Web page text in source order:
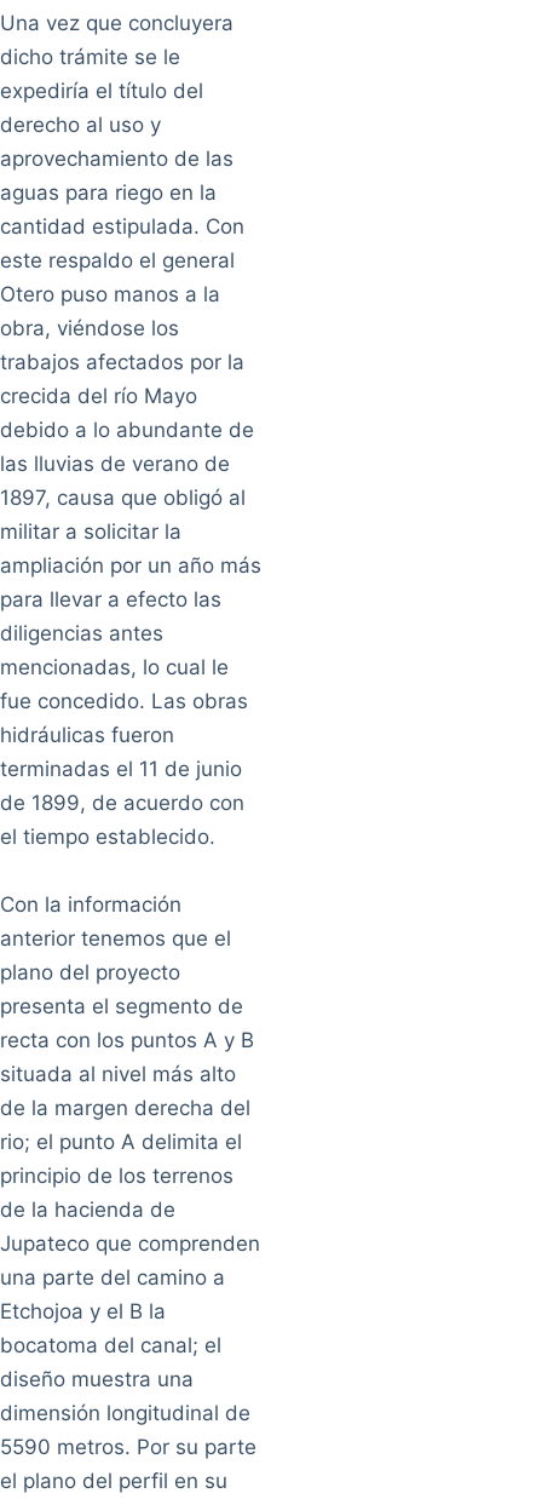
Una vez que concluyera
dicho trámite se le
expediría el título del
derecho al uso y
aprovechamiento de las
aguas para riego en la
cantidad estipulada. Con
este respaldo el general
Otero puso manos a la
obra, viéndose los
trabajos afectados por la
crecida del río Mayo
debido a lo abundante de
las lluvias de verano de
1897, causa que obligó al
militar a solicitar la
ampliación por un año más
para llevar a efecto las
diligencias antes
mencionadas, lo cual le
fue concedido. Las obras
hidráulicas fueron
terminadas el 11 de junio
de 1899, de acuerdo con
el tiempo establecido.
Con la información
anterior tenemos que el
plano del proyecto
presenta el segmento de
recta con los puntos A y B
situada al nivel más alto
de la margen derecha del
rio; el punto A delimita el
principio de los terrenos
de la hacienda de
Jupateco que comprenden
una parte del camino a
Etchojoa y el B la
bocatoma del canal; el
diseño muestra una
dimensión longitudinal de
5590 metros. Por su parte
el plano del perfil en su